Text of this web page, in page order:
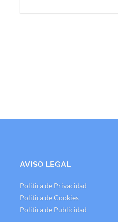
AVISO LEGAL
Politica de Privacidad
Politica de Cookies
Politica de Publicidad